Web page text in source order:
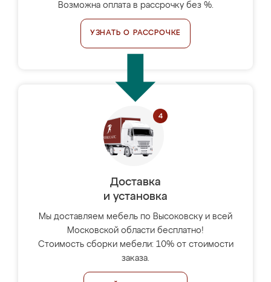
Возможна оплата в рассрочку без %.
УЗНАТЬ О РАССРОЧКЕ
Доставка
и установка
Мы доставляем мебель по Высоковску и всей
Московской области бесплатно!
Стоимость сборки мебели: 10% от стоимости
заказа.